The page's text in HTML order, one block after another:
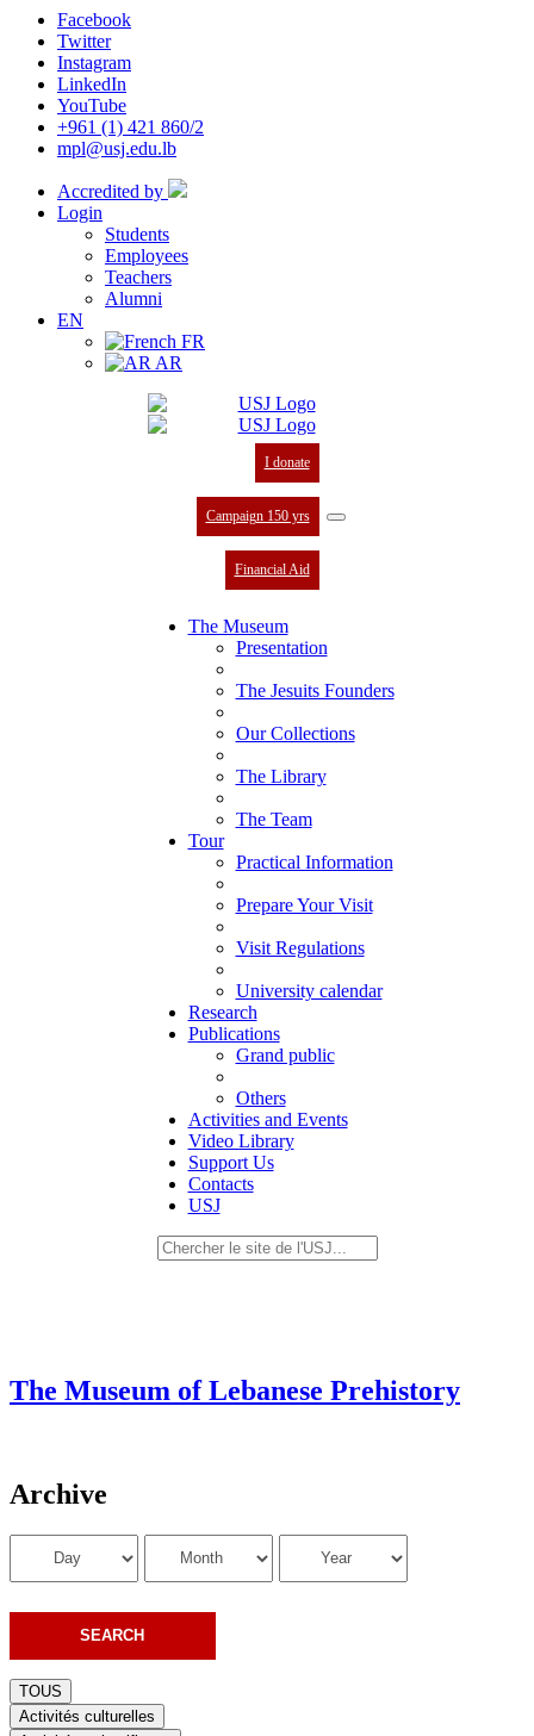
Facebook
Twitter
Instagram
LinkedIn
YouTube
+961 (1) 421 860/2
mpl@usj.edu.lb
Accredited by
Login
Students
Employees
Teachers
Alumni
EN
FR
AR
I donate
Campaign 150 yrs
Financial Aid
The Museum
Presentation
The Jesuits Founders
Our Collections
The Library
The Team
Tour
Practical Information
Prepare Your Visit
Visit Regulations
University calendar
Research
Publications
Grand public
Others
Activities and Events
Video Library
Support Us
Contacts
USJ
The Museum of Lebanese Prehistory
Archive
TOUS
Activités culturelles